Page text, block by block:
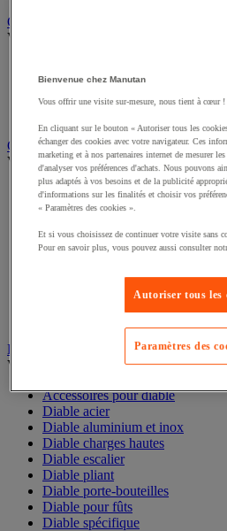
Chauffage, rafraîchisseur et
Voir toute la catégorie
Chauffage au gaz
Chauffage électrique
Convoyeur
Voir toute la catégorie
Accessoires pour convoyeur
Bille de manutention
Convoyeur extensible et mobile
Convoyeur motorisé à bande
Rail et barrette de manutention
Rouleau de manutention et galet
Diable
Voir toute la catégorie
Accessoires pour diable
Diable acier
Diable aluminium et inox
Diable charges hautes
Diable escalier
Diable pliant
Diable porte-bouteilles
Diable pour fûts
Diable spécifique
Bienvenue chez Manutan
Vous offrir une visite sur-mesure, nous tient à cœur !
En cliquant sur le bouton « Autoriser tous les
échanger des cookies avec votre navigateur. Ces
marketing et à nos partenaires internet de mesurer
d'analyser vos préférences d'achats. Nous pouvons
plus adaptés à vos besoins et de la publicité
d'informations sur les finalités et choisir vos
« Paramètres des cookies ».
Et si vous choisissez de continuer votre visite sans
Pour en savoir plus, vous pouvez aussi consulter
Autoriser tous les
Paramètres des